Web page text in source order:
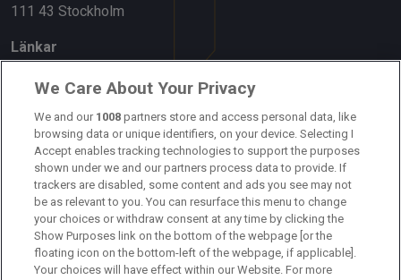
111 43 Stockholm
Länkar
Om oss
Kontakta oss
Kundtjänst
Sponsor: Rekatochklart
Annonsera på Fotbolldirekt
Redaktionell policy
We Care About Your Privacy
We and our 1008 partners store and access personal data, like
browsing data or unique identifiers, on your device. Selecting I
Accept enables tracking technologies to support the purposes
shown under we and our partners process data to provide. If
trackers are disabled, some content and ads you see may not
be as relevant to you. You can resurface this menu to change
your choices or withdraw consent at any time by clicking the
Show Purposes link on the bottom of the webpage [or the
floating icon on the bottom-left of the webpage, if applicable].
Your choices will have effect within our Website. For more